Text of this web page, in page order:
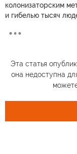
колонизаторским
и гибелью тысяч
Эта статья
она недоступна